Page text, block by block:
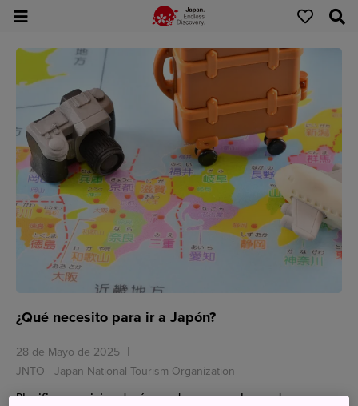
¿Qué necesito para ir a Japón?
28 de Mayo de 2025
JNTO - Japan National Tourism Organization
Planificar un viaje a Japón puede parecer abrumador, pero